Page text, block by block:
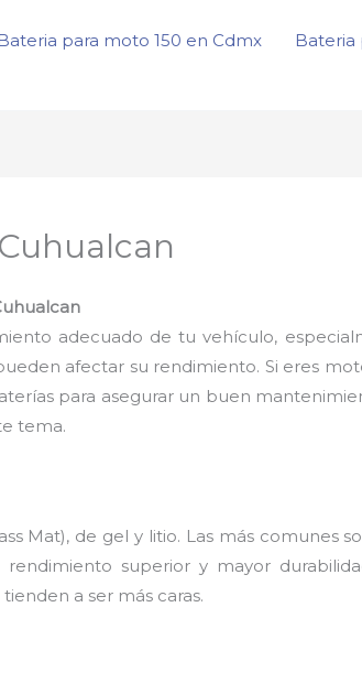
Bateria para moto 150 en Cdmx
Bateria
adecuado de tu vehículo,
afectar su rendimiento. Si eres
para asegurar un buen
tema.
Mat), de gel y litio. Las más comunes
superior y mayor
a ser más caras.